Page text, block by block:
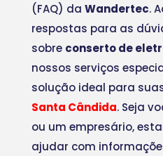
(FAQ) da Wandertec.
respostas para as
sobre conserto de
nossos serviços
solução ideal para
Santa Cândida. Seja
ou um empresário,
ajudar com